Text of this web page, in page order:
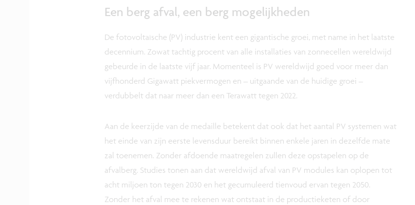
Een berg afval, een berg mogelijkheden
De fotovoltaïsche (PV) industrie kent een gigantische groei, met name in het laatste
decennium. Zowat tachtig procent van alle installaties van zonnecellen wereldwijd
gebeurde in de laatste vijf jaar. Momenteel is PV wereldwijd goed voor meer dan
vijfhonderd Gigawatt piekvermogen en – uitgaande van de huidige groei –
verdubbelt dat naar meer dan een Terawatt tegen 2022.
Aan de keerzijde van de medaille betekent dat ook dat het aantal PV systemen wat
het einde van zijn eerste levensduur bereikt binnen enkele jaren in dezelfde mate
zal toenemen. Zonder afdoende maatregelen zullen deze opstapelen op de
afvalberg. Studies tonen aan dat wereldwijd afval van PV modules kan oplopen tot
acht miljoen ton tegen 2030 en het gecumuleerd tienvoud ervan tegen 2050.
Zonder het afval mee te rekenen wat ontstaat in de productieketen of door